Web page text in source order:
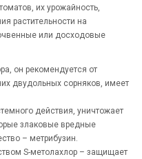
их урожайность,
растительности на
или досходовые
он рекомендуется от
двудольных сорняков, имеет
действия, уничтожает
злаковые вредные
– метрибузин.
S-метолахлор – защищает